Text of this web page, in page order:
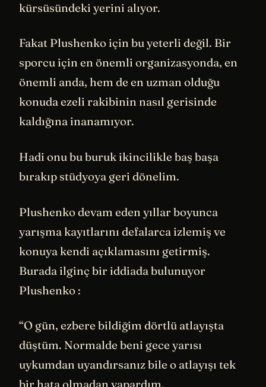
kürsüsündeki yerini alıyor.
Fakat Plushenko için bu yeterli değil. Bir
sporcu için en önemli organizasyonda, en
önemli anda, hem de en uzman olduğu
konuda ezeli rakibinin nasıl gerisinde
kaldığına inanamıyor.
Hadi onu bu buruk ikincilikle baş başa
bırakıp stüdyoya geri dönelim.
Plushenko devam eden yıllar boyunca
yarışma kayıtlarını defalarca izlemiş ve
konuya kendi açıklamasını getirmiş.
Burada ilginç bir iddiada bulunuyor
Plushenko :
“O gün, ezbere bildiğim dörtlü atlayışta
düştüm. Normalde beni gece yarısı
uykumdan uyandırsanız bile o atlayışı tek
bir hata olmadan yapardım.